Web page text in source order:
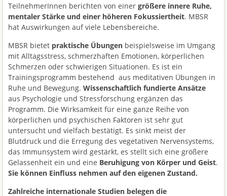
TeilnehmerInnen berichten von einer größere innere Ruhe,
mentaler Stärke und einer höheren Fokussiertheit. MBSR
hat Auswirkungen auf viele Lebensbereiche.
MBSR bietet praktische Übungen beispielsweise im Umgang
mit Alltagsstress, schmerzhaften Emotionen, körperlichen
Schmerzen oder schwierigen Situationen. Es ist ein
Trainingsprogramm bestehend aus meditativen Übungen in
Ruhe und Bewegung. Wissenschaftlich fundierte Ansätze
aus Psychologie und Stressforschung ergänzen das
Programm. Die Wirksamkeit für eine ganze Reihe von
körperlichen und psychischen Faktoren ist sehr gut
untersucht und vielfach bestätigt. Es sinkt meist der
Blutdruck und die Erregung des vegetativen Nervensystems,
das Immunsystem wird gestärkt, es stellt sich eine größere
Gelassenheit ein und eine Beruhigung von Körper und Geist.
Sie können Einfluss nehmen auf den eigenen Zustand.
Zahlreiche internationale Studien belegen die